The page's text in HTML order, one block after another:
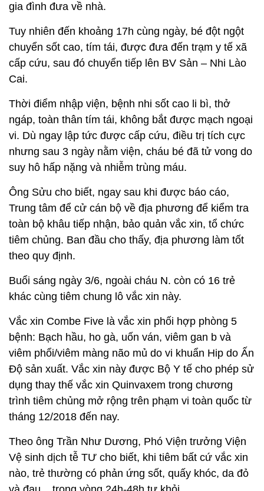
gia đình đưa về nhà.
Tuy nhiên đến khoảng 17h cùng ngày, bé đột ngột
chuyển sốt cao, tím tái, được đưa đến trạm y tế xã
cấp cứu, sau đó chuyển tiếp lên BV Sản – Nhi Lào
Cai.
Thời điểm nhập viện, bệnh nhi sốt cao li bì, thở
ngáp, toàn thân tím tái, không bắt được mạch ngoại
vi. Dù ngay lập tức được cấp cứu, điều trị tích cực
nhưng sau 3 ngày nằm viện, cháu bé đã tử vong do
suy hô hấp nặng và nhiễm trùng máu.
Ông Sửu cho biết, ngay sau khi được báo cáo,
Trung tâm để cử cán bộ về địa phương để kiểm tra
toàn bộ khâu tiếp nhận, bảo quản vắc xin, tổ chức
tiêm chủng. Ban đầu cho thấy, địa phương làm tốt
theo quy định.
Buổi sáng ngày 3/6, ngoài cháu N. còn có 16 trẻ
khác cùng tiêm chung lô vắc xin này.
Vắc xin Combe Five là vắc xin phối hợp phòng 5
bệnh: Bạch hầu, ho gà, uốn ván, viêm gan b và
viêm phổi/viêm màng não mủ do vi khuẩn Hip do Ấn
Độ sản xuất. Vắc xin này được Bộ Y tế cho phép sử
dụng thay thế vắc xin Quinvaxem trong chương
trình tiêm chủng mở rộng trên phạm vi toàn quốc từ
tháng 12/2018 đến nay.
Theo ông Trần Như Dương, Phó Viện trưởng Viện
Vệ sinh dịch tễ TƯ cho biết, khi tiêm bất cứ vắc xin
nào, trẻ thường có phản ứng sốt, quấy khóc, da đỏ